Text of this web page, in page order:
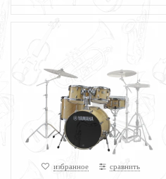
избранное сравнить